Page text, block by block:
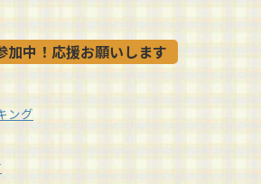
加中！応援お願いします
ング